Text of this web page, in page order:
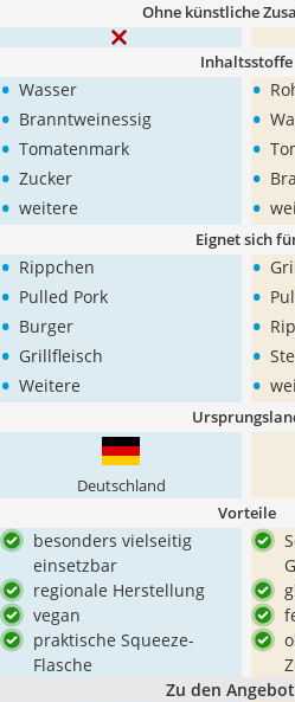
Ohne künstliche
Inhaltsstoffe
• Wasser
• Branntweinessig
• Tomatenmark
• Zucker
• weitere
•
•
•
•
•
Eignet sich
• Rippchen
• Pulled Pork
• Burger
• Grillfleisch
• Weitere
•
•
•
•
•
Deutschland
Vorteile
besonders vielseitig
einsetzbar
regionale Herstellung
vegan
praktische Squeeze-
Flasche
Zu den